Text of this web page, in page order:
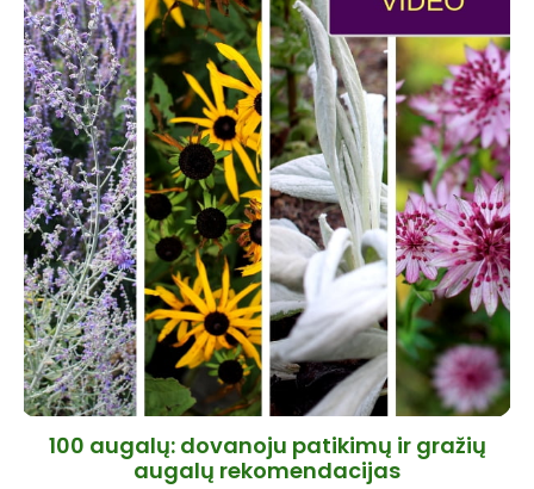
100 augalų: dovanoju patikimų ir gražių
augalų rekomendacijas